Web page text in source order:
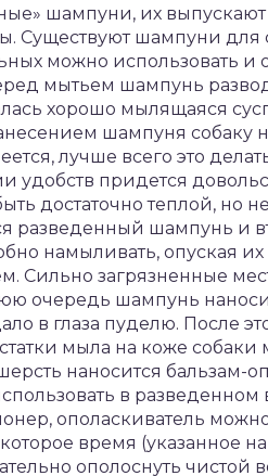
шампуни, их
Существуют шампуни для
можно использовать
мытьем шампунь
хорошо мылящаяся
шампуня собаку
лучше всего это
удобств придется
достаточно теплой, но
разведенный шампунь и
намыливать, опуская
Сильно загрязненные
очередь шампунь
в глаза пуделю. После
мыла на коже собаки
наносится бальзам-
в
ополаскиватель
время (указанное
ополоснуть чистой